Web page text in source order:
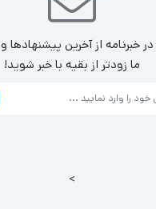
خبرنامه از آخرین
ما زودتر از بقیه با خبر شوید!
>